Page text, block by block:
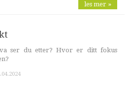
les mer »
ser du etter? Hvor er ditt fokus